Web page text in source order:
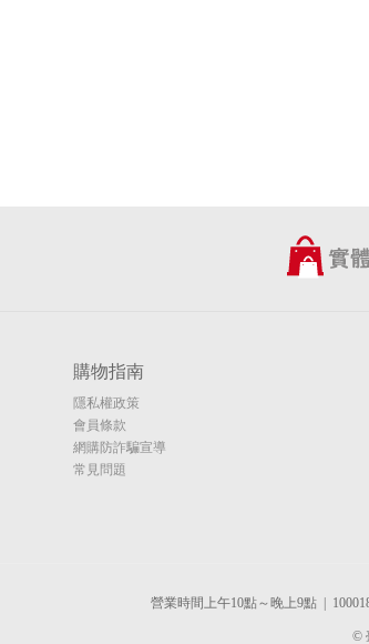
購物指南
隱私權政策
會員條款
網購防詐騙宣導
常見問題
營業時間上午10點～晚上9點 |
©